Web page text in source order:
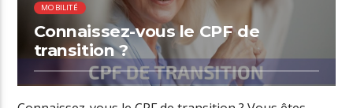
MOBILITÉ
Connaissez-vous le CPF de
transition ?